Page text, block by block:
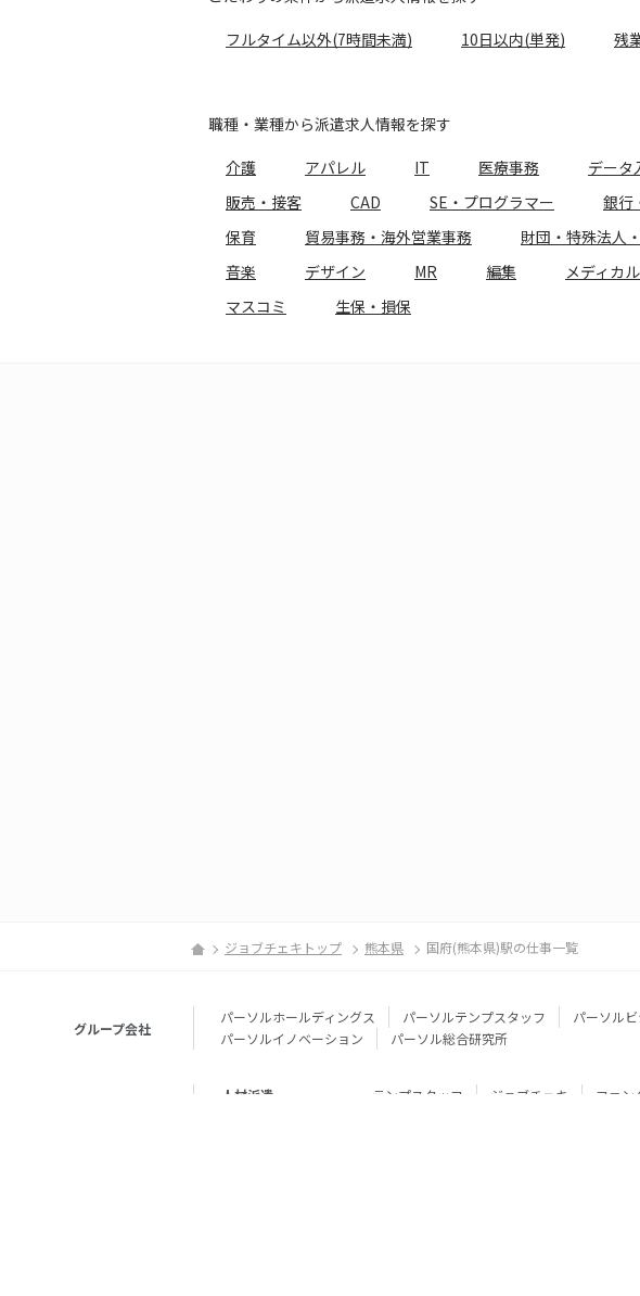
フルタイム以外(7時間未満)
10日以内(単発) 残
職種・業種から派遣求人情報を探す
介護
アパレル IT 医療事務 データ
販売・接客
CAD SE・プログラマー 銀行
保育
貿易事務・海外営業事務 財団・特殊法人
音楽
デザイン MR 編集 メディカル
マスコミ
生保・損保
ジョブチェキトップ 熊本県 国府(熊本県)駅の仕事一覧
グループ会社
パーソルホールディングス パーソルテンプスタッフ パーソル
パーソルイノベーション
パーソル総合研究所
人材派遣 テンプスタッフ ジョブチェキ ファン